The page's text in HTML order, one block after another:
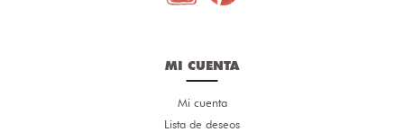
MI CUENTA
Mi cuenta
Lista de deseos